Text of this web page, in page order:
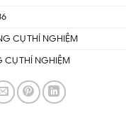
CỤ THÍ NGHIỆM
CỤ THÍ NGHIỆM